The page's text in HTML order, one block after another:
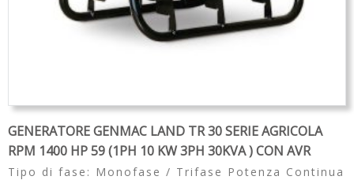
GENERATORE GENMAC LAND TR 30 SERIE AGRICOLA
RPM 1400 HP 59 (1PH 10 KW 3PH 30KVA ) CON AVR
Tipo di fase: Monofase / Trifase Potenza Continua